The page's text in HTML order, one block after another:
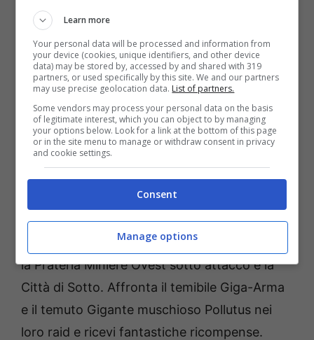
i Prati di NosVille. La Città di Sotto è la dimora
dei misteriosi Mullan, una razza dall’aspetto
anfibio. Un nuovo mondo tutto da esplorare!
Rispondi al richiamo dell’avventura: un
esercito sconosciuto sta emergendo dal
sottosuolo e minaccia la Prateria Miniere
vicino a NosVille.
Nuove zone e nuove sfide
L’Atto 9 introduce zone entusiasmanti come
la Prateria Miniere Ovest sotto attacco e la
Città di Sotto. Affronta il temibile Giga-Arma
e il temuto Gigante muschioso Pollutus nei
loro raid e ricevi fantastiche ricompense.
Learn more
Your personal data will be processed and information from
your device (cookies, unique identifiers, and other device
data) may be stored by, accessed by and shared with 319
partners, or used specifically by this site. We and our partners
may use precise geolocation data. List of partners.
Some vendors may process your personal data on the basis
of legitimate interest, which you can object to by managing
your options below. Look for a link at the bottom of this page
or in the site menu to manage or withdraw consent in privacy
and cookie settings.
Consent
Manage options